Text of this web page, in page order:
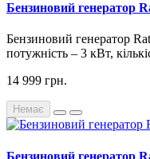
Бензиновий генератор
Бензиновий генератор
потужність – 3 кВт,
14 999 грн.
Немає
Бензиновий генератор